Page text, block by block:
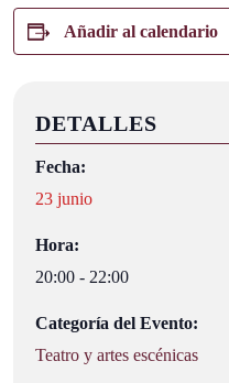
Añadir al calendario
DETALLES
Fecha:
23 junio
Hora:
20:00 - 22:00
Categoría del Evento:
Teatro y artes escénicas